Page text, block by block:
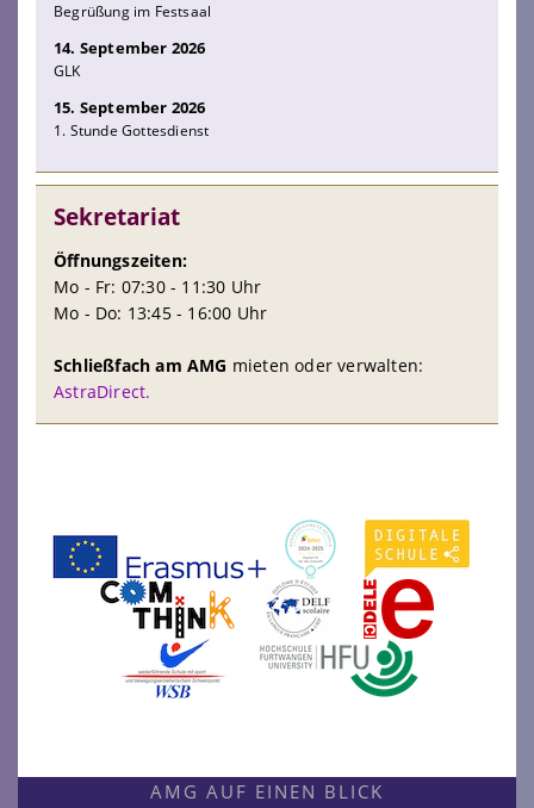
Begrüßung im Festsaal
14. September 2026
GLK
15. September 2026
1. Stunde Gottesdienst
Sekretariat
Öffnungszeiten:
Mo - Fr: 07:30 - 11:30 Uhr
Mo - Do: 13:45 - 16:00 Uhr
Schließfach am AMG mieten oder verwalten:
AstraDirect.
AMG AUF EINEN BLICK